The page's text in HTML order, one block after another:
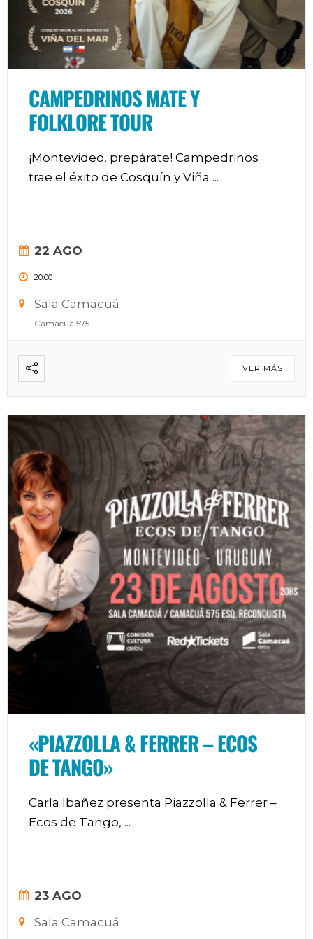
CAMPEDRINOS MATE Y
FOLKLORE TOUR
¡Montevideo, prepárate! Campedrinos
trae el éxito de Cosquín y Viña ...
22 AGO
20:00
Sala Camacuá
Camacuá 575
VER MÁS
«PIAZZOLLA & FERRER – ECOS
DE TANGO»
Carla Ibañez presenta Piazzolla & Ferrer –
Ecos de Tango, ...
23 AGO
Sala Camacuá